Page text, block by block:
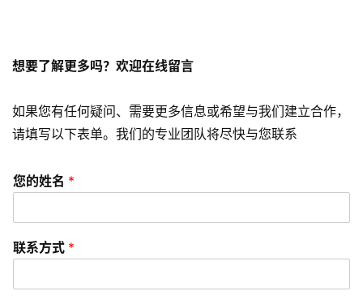
营
A
开
短
频
想要了解更多吗？欢迎在线留言
如果您有任何疑问、需要更多信息或希望与我们建立合作，
请填写以下表单。我们的专业团队将尽快与您联系
您的姓名 *
联系方式 *